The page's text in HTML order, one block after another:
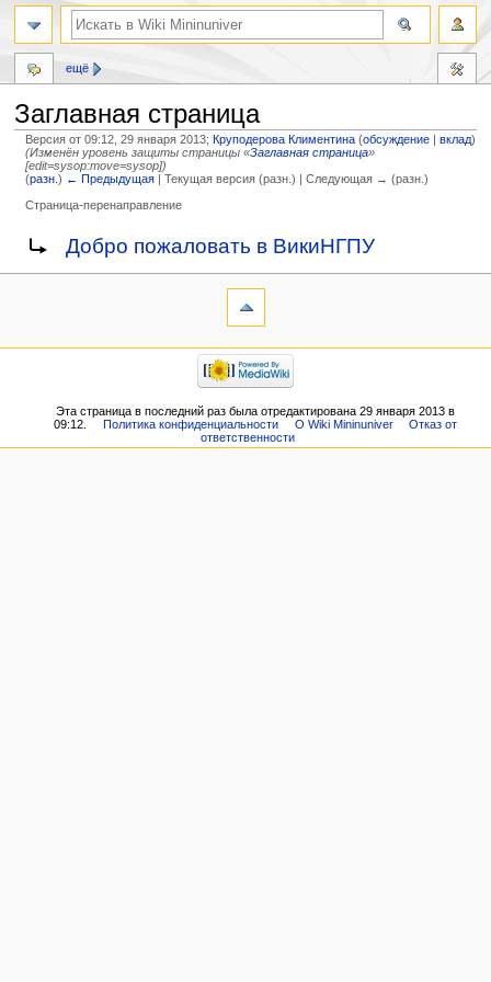
Заглавная страница
Версия от 09:12, 29 января 2013; Круподерова Климентина (обсуждение |вклад)
(Изменён уровень защиты страницы «Заглавная страница»
[edit=sysop:move=sysop])
(разн.) ← Предыдущая | Текущая версия (разн.) | Следующая → (разн.)
Страница-перенаправление
Перейти
навигации
Перейти
поиску
Перенаправление на:
Добро пожаловать в ВикиНГПУ
ещё
Эта страница в последний раз была отредактирована 29 января 2013 в
09:12.
Политика конфиденциальности О Wiki Mininuniver
Отказ от
ответственности